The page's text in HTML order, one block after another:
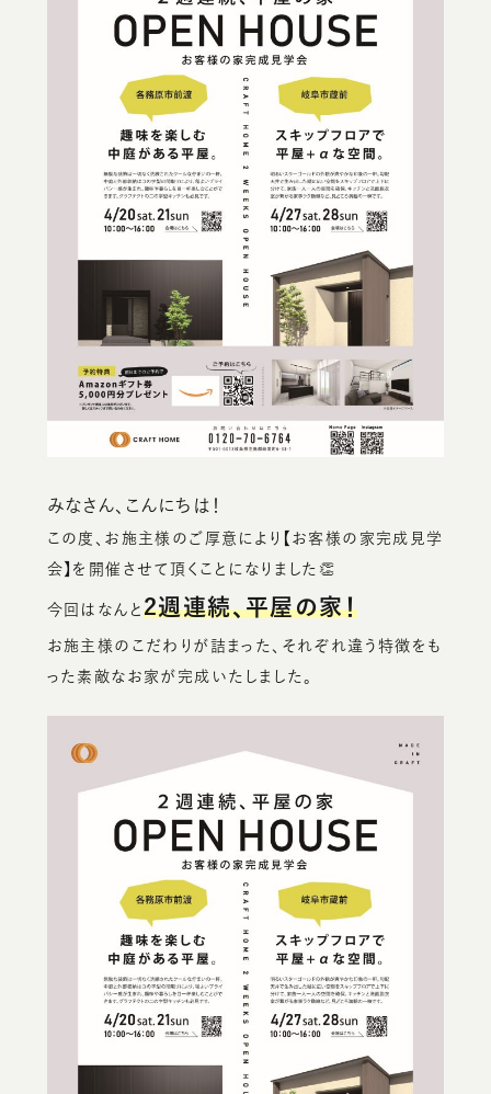
会社概要 新着情報 ブログ サイトマップ
プライバシーポリシー
0120-706-764
［受付時間］ 10:00〜18:00
みなさん、こんにちは！
この度、お施主様のご厚意により【お客様の家完成見学
会】を開催させて頂くことになりました👏
今回はなんと 2週連続、平屋の家！
お施主様のこだわりが詰まった、それぞれ違う特徴をも
った素敵なお家が完成いたしました。